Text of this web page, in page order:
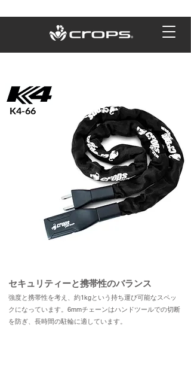
K4-66
セキュリティーと携帯性のバランス
強度と携帯性を考え、約1kgという持ち運び可能なスペッ
クになっています。6mmチェーンはハンドツールでの切断
を防ぎ、長時間の駐輪に適しています。